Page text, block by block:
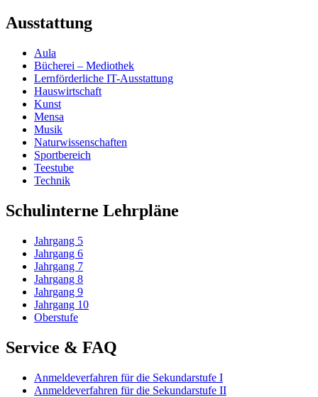
Ausstattung
Aula
Bücherei – Mediothek
Lernförderliche IT-Ausstattung
Hauswirtschaft
Kunst
Mensa
Musik
Naturwissenschaften
Sportbereich
Teestube
Technik
Schulinterne Lehrpläne
Jahrgang 5
Jahrgang 6
Jahrgang 7
Jahrgang 8
Jahrgang 9
Jahrgang 10
Oberstufe
Service & FAQ
Anmeldeverfahren für die Sekundarstufe I
Anmeldeverfahren für die Sekundarstufe II